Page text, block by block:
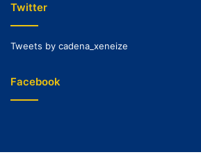
Twitter
Tweets by cadena_xeneize
Facebook